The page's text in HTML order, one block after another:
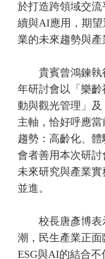
於打造跨領域交流
續與AI應用，期
業的未來趨勢與產
貴賓曾鴻鍊執
年研討會以「樂
動與觀光管理」
主軸，恰好呼應
趨勢：高齡化、
會者善用本次研
未來研究與產業
並進。
校長唐彥博表
潮，民生產業正面
ESG與AI的結合